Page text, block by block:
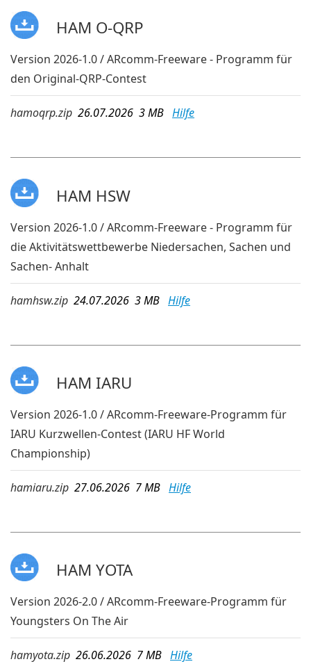
HAM O-QRP
Version 2026-1.0 / ARcomm-Freeware - Programm für
den Original-QRP-Contest
hamoqrp.zip 26.07.2026 3 MB Hilfe
HAM HSW
Version 2026-1.0 / ARcomm-Freeware - Programm für
die Aktivitätswettbewerbe Niedersachen, Sachen und
Sachen- Anhalt
hamhsw.zip 24.07.2026 3 MB Hilfe
HAM IARU
Version 2026-1.0 / ARcomm-Freeware-Programm für
IARU Kurzwellen-Contest (IARU HF World
Championship)
hamiaru.zip 27.06.2026 7 MB Hilfe
HAM YOTA
Version 2026-2.0 / ARcomm-Freeware-Programm für
Youngsters On The Air
hamyota.zip 26.06.2026 7 MB Hilfe